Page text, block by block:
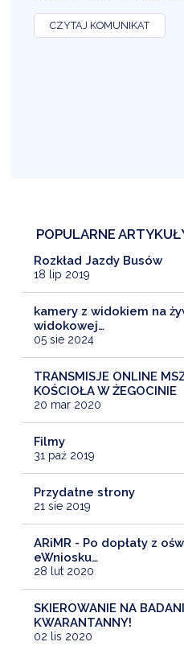
CZYTAJ KOMUNIKAT
POPULARNE
Rozkład Jazdy Busów
18 lip 2019
kamery z widokiem na
widokowej…
05 sie 2024
TRANSMISJE ONLINE
KOŚCIOŁA W ŻEGOCINIE
20 mar 2020
Filmy
31 paź 2019
Przydatne strony
21 sie 2019
ARiMR - Po dopłaty z
eWniosku…
28 lut 2020
SKIEROWANIE NA
KWARANTANNY!
02 lis 2020